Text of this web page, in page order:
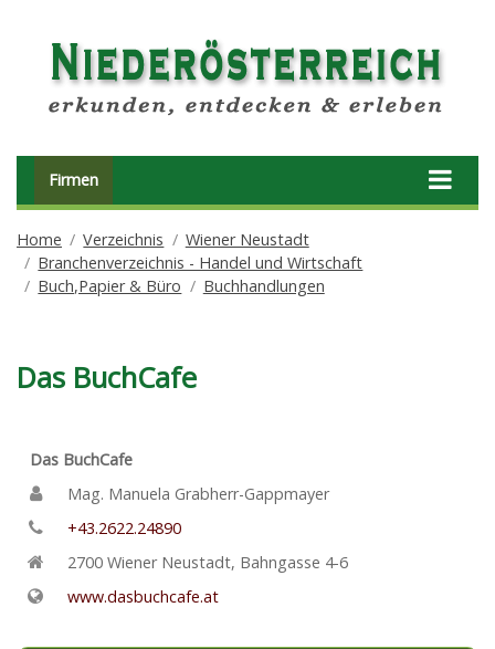
Firmen
Home Verzeichnis
Wiener Neustadt
Branchenverzeichnis - Handel und Wirtschaft
Buch,Papier & Büro
Buchhandlungen
Das BuchCafe
Das BuchCafe
Mag. Manuela Grabherr-Gappmayer
+43.2622.24890
2700 Wiener Neustadt, Bahngasse 4-6
www.dasbuchcafe.at